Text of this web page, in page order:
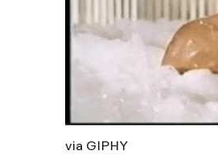
via GIPHY